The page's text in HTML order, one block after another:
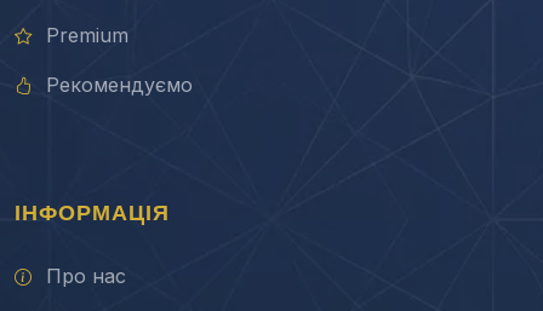
Premium
Рекомендуємо
ІНФОРМАЦІЯ
Про нас